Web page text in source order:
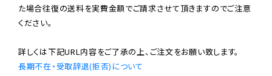
た場合往復の送料を実費金額でご請求させて頂きますのでご注意
ください。
長期不在・受取辞退(拒否)について